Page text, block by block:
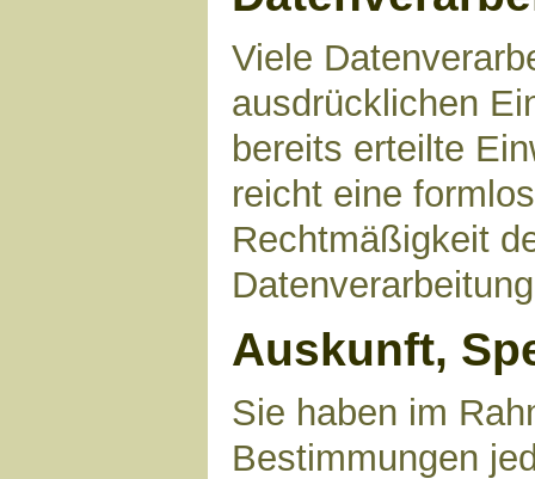
Viele
ausdrücklichen
bereits erteilte
reicht eine
Rechtmäßigkeit
Auskunft,
Sie haben im
Bestimmungen